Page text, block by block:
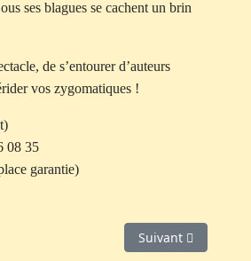
ses blagues se cachent un brin
de s’entourer d’auteurs
vos zygomatiques !
08 35
garantie)
Article suivant : Le
Suivant